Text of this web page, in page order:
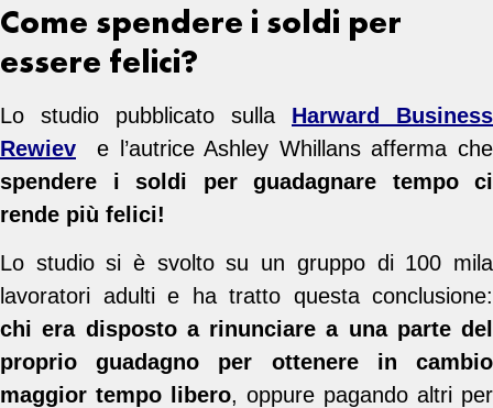
Come spendere i soldi per
essere felici?
Lo studio pubblicato sulla Harward Business
Rewiev e l’autrice Ashley Whillans afferma che
spendere i soldi per guadagnare tempo ci
rende più felici!
Lo studio si è svolto su un gruppo di 100 mila
lavoratori adulti e ha tratto questa conclusione:
chi era disposto a rinunciare a una parte del
proprio guadagno per ottenere in cambio
maggior tempo libero, oppure pagando altri per